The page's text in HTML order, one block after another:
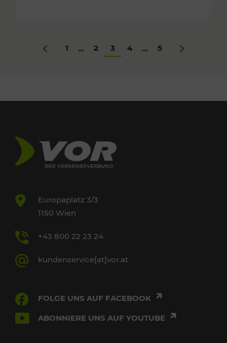
Zurück
1 ... 2 3 4 ... 5 Nächstes
Europaplatz 3/3
1150 Wien
+43 800 22 23 24
kundenservice[at]vor.at
FOLGE UNS AUF FACEBOOK
ABONNIERE UNS AUF YOUTUBE